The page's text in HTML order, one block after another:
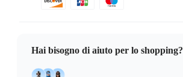
Hai bisogno di aiuto per lo shopping?